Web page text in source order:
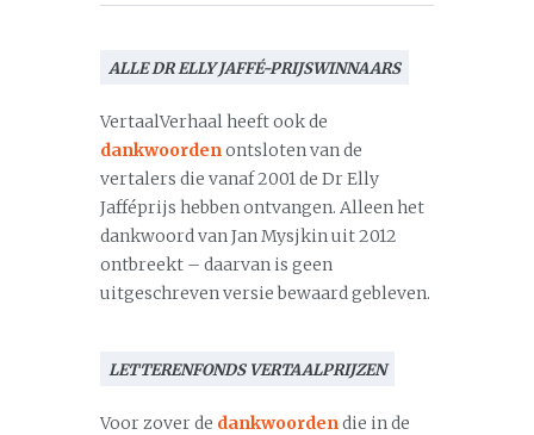
ALLE DR ELLY JAFFÉ-PRIJSWINNAARS
VertaalVerhaal heeft ook de
dankwoordenontsloten van de
vertalers die vanaf 2001 de Dr Elly
Jafféprijs hebben ontvangen. Alleen het
dankwoord van Jan Mysjkin uit 2012
ontbreekt – daarvan is geen
uitgeschreven versie bewaard gebleven.
LETTERENFONDS VERTAALPRIJZEN
Voor zover de dankwoordendie in de